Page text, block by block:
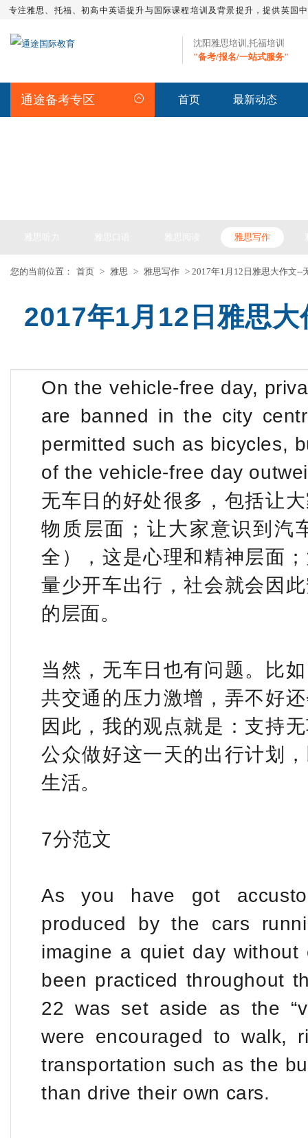
专注雅思、托福、初高中英语提升与国际课程培训及背景提升，提供英国
沈阳雅思培训,托福培训
"备考/报名/一站式服务"
通途备考专区 首页 最新动态
雅思写作
您的当前位置： 首页 > 雅思 > 雅思写作 > 2017年1月12日雅思大作文--
2017年1月12日雅思
On the vehicle-free day,
are banned in the city
permitted such as bicycles,
of the vehicle-free day
无车日的好处很多，包括让
物质层面；让大家意识到汽
全），这是心理和精神层面
量少开车出行，社会就会因
的层面。
当然，无车日也有问题。比
共交通的压力激增，弄不好
因此，我的观点就是：支持
公众做好这一天的出行计划
生活。
7分范文
As you have got
produced by the cars
imagine a quiet day
been practiced throughout
22 was set aside as the
were encouraged to walk,
transportation such as the
than drive their own cars.
SAT全程班 SAT基